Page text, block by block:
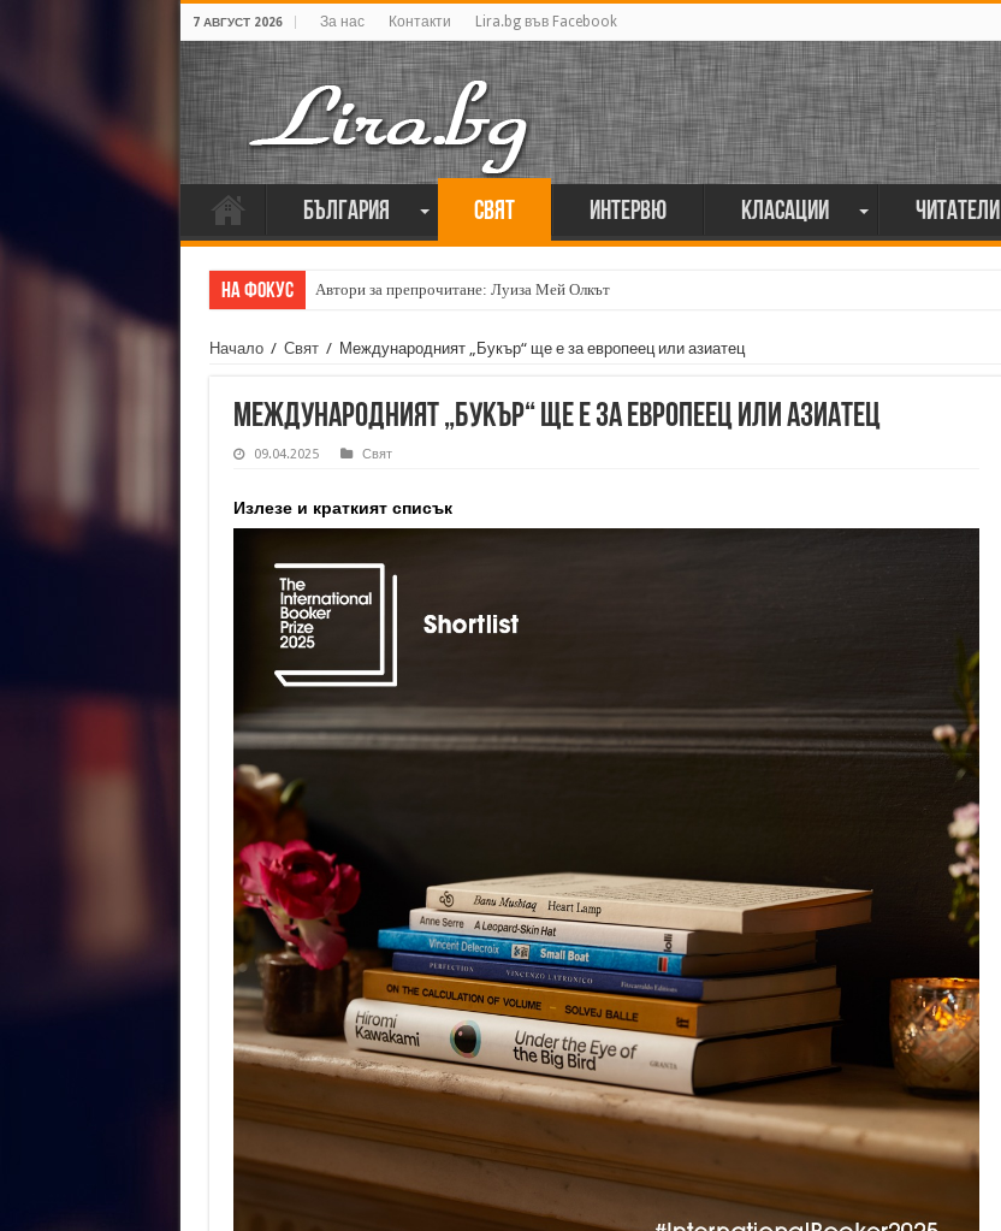
7 АВГУСТ 2026 За нас Контакти Lira.bg във Facebook
България Свят Интервю Класации Читатели
На фокус Автори за препрочитане: Луиза Мей Олкът
Начало / Свят / Международният „Букър“ ще е за европеец или азиатец
Международният „Букър“ ще е за европеец или азиатец
09.04.2025 Свят
Излезе и краткият списък